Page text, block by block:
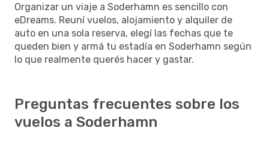
Organizar un viaje a Soderhamn es sencillo con
eDreams. Reuní vuelos, alojamiento y alquiler de
auto en una sola reserva, elegí las fechas que te
queden bien y armá tu estadía en Soderhamn según
lo que realmente querés hacer y gastar.
Preguntas frecuentes sobre los
vuelos a Soderhamn